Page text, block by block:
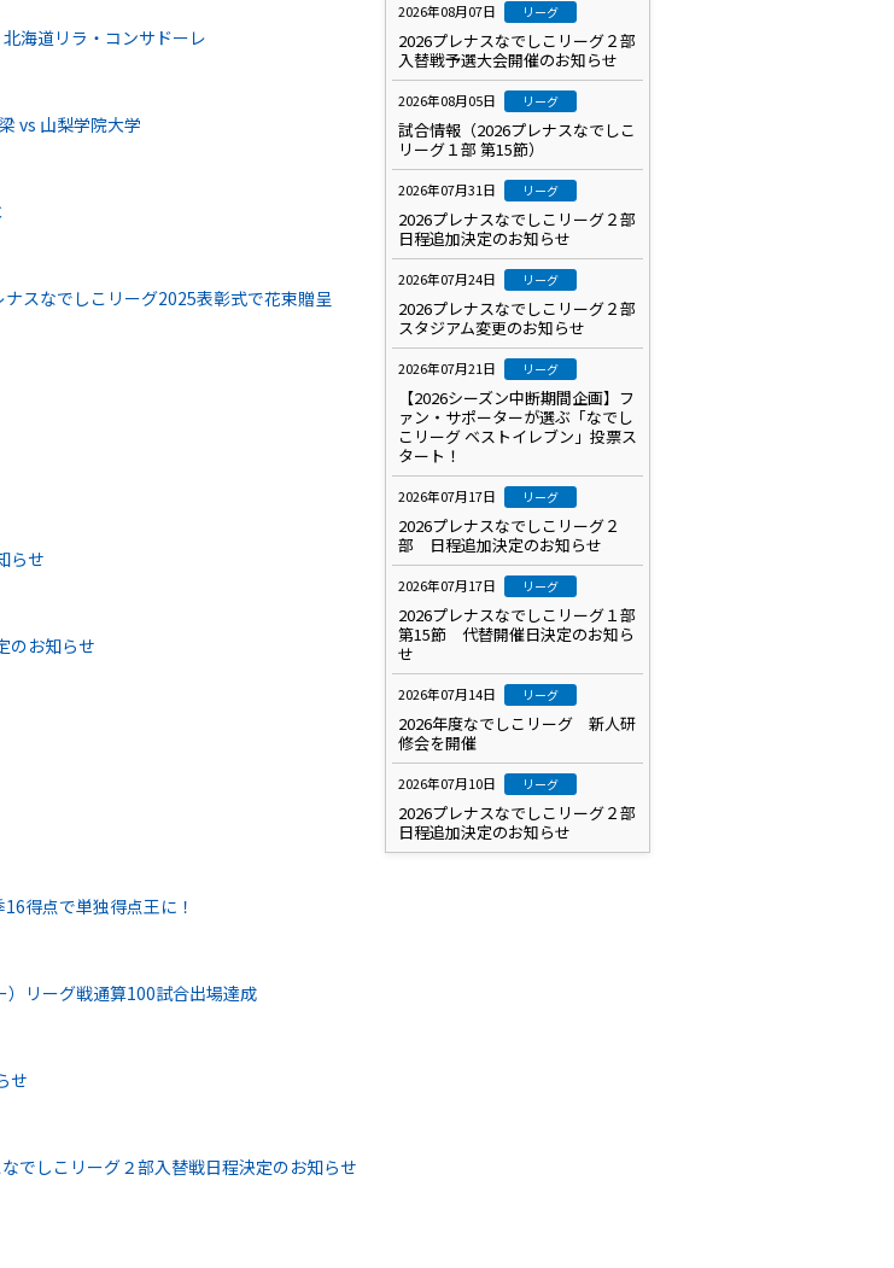
海道リラ・コンサドーレ
vs 山梨学院大学
スなでしこリーグ2025表彰式で花束贈呈
らせ
のお知らせ
得点で単独得点王に！
リーグ戦通算100試合出場達成
せ
でしこリーグ２部入替戦日程決定のお知らせ
2026年08月07日 リーグ
2026プレナスなでしこリーグ２部
入替戦予選大会開催のお知らせ
2026年08月05日 リーグ
試合情報（2026プレナスなでしこ
リーグ１部 第15節）
2026年07月31日 リーグ
2026プレナスなでしこリーグ２部
日程追加決定のお知らせ
2026年07月24日 リーグ
2026プレナスなでしこリーグ２部
スタジアム変更のお知らせ
2026年07月21日 リーグ
【2026シーズン中断期間企画】フ
ァン・サポーターが選ぶ「なでし
こリーグ ベストイレブン」投票ス
タート！
2026年07月17日 リーグ
2026プレナスなでしこリーグ２
部 日程追加決定のお知らせ
2026年07月17日 リーグ
2026プレナスなでしこリーグ１部
第15節 代替開催日決定のお知ら
せ
2026年07月14日 リーグ
2026年度なでしこリーグ 新人研
修会を開催
2026年07月10日 リーグ
2026プレナスなでしこリーグ２部
日程追加決定のお知らせ